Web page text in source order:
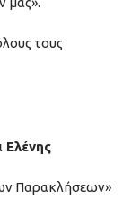
τους
Ελένης
Παρακλήσεων»